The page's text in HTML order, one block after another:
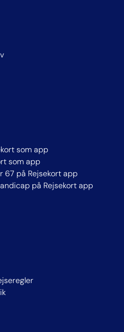
som app
som app
67 på Rejsekort app
på Rejsekort app